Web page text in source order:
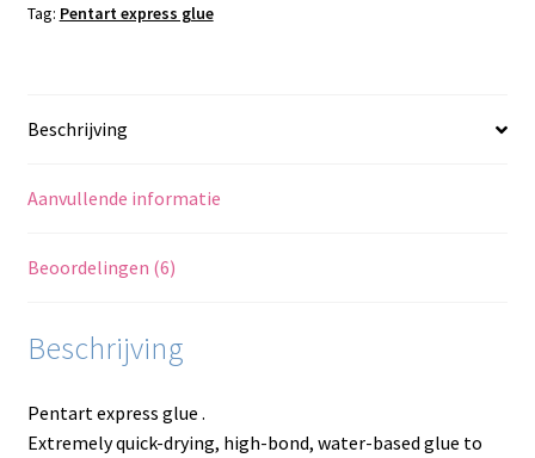
Tag: Pentart express glue
Beschrijving
Aanvullende informatie
Beoordelingen (6)
Beschrijving
Pentart express glue .
Extremely quick-drying, high-bond, water-based glue to